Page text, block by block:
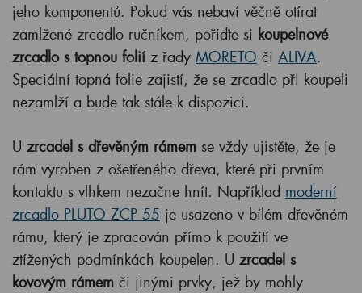
jeho komponentů. Pokud vás nebaví věčně otírat
zamlžené zrcadlo ručníkem, pořiďte si koupelnové
zrcadlo s topnou foliíz řady MORETO či ALIVA.
Speciální topná folie zajistí, že se zrcadlo při koupeli
nezamlží a bude tak stále k dispozici.
U zrcadel s dřevěným rámem se vždy ujistěte, že je
rám vyroben z ošetřeného dřeva, které při prvním
kontaktu s vlhkem nezačne hnít. Například moderní
zrcadlo PLUTO ZCP 55 je usazeno v bílém dřevěném
rámu, který je zpracován přímo k použití ve
ztížených podmínkách koupelen. U zrcadel s
kovovým rámem či jinými prvky, jež by mohly